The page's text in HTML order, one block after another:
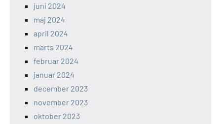
juni 2024
maj 2024
april 2024
marts 2024
februar 2024
januar 2024
december 2023
november 2023
oktober 2023